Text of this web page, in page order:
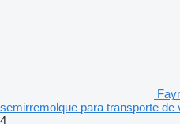
semirremolque para transporte de
4